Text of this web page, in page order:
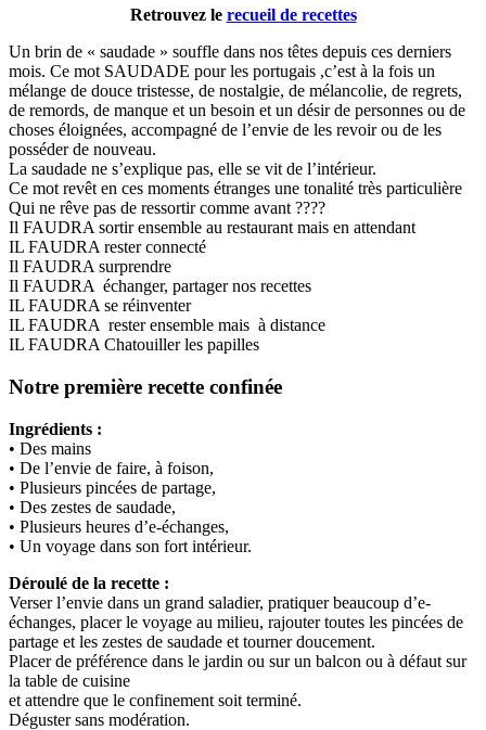
Retrouvez le recueil de recettes
Un brin de « saudade » souffle dans nos têtes depuis ces derniers
mois. Ce mot SAUDADE pour les portugais ,c’est à la fois un
mélange de douce tristesse, de nostalgie, de mélancolie, de regrets,
de remords, de manque et un besoin et un désir de personnes ou de
choses éloignées, accompagné de l’envie de les revoir ou de les
posséder de nouveau.
La saudade ne s’explique pas, elle se vit de l’intérieur.
Ce mot revêt en ces moments étranges une tonalité très particulière
Qui ne rêve pas de ressortir comme avant ????
Il FAUDRA sortir ensemble au restaurant mais en attendant
IL FAUDRA rester connecté
Il FAUDRA surprendre
Il FAUDRA échanger, partager nos recettes
IL FAUDRA se réinventer
IL FAUDRA rester ensemble mais à distance
IL FAUDRA Chatouiller les papilles
Notre première recette confinée
Ingrédients :
• Des mains
• De l’envie de faire, à foison,
• Plusieurs pincées de partage,
• Des zestes de saudade,
• Plusieurs heures d’e-échanges,
• Un voyage dans son fort intérieur.
Déroulé de la recette :
Verser l’envie dans un grand saladier, pratiquer beaucoup d’e-
échanges, placer le voyage au milieu, rajouter toutes les pincées de
partage et les zestes de saudade et tourner doucement.
Placer de préférence dans le jardin ou sur un balcon ou à défaut sur
la table de cuisine
et attendre que le confinement soit terminé.
Déguster sans modération.